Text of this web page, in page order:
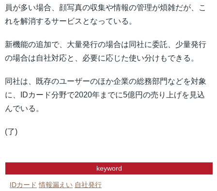
員が多い場合、顔写真の収集や情報の管理が煩雑だが、こ
れを解消するサービスとなっている。
新機能の追加で、大量発行の場合は同社に委託、少量発行
の場合は自社対応と、必要に応じた使い分けもできる。
同社は、既存のユーザーのほか企業の総務部門などを対象
に、IDカード分野で2020年までに5億円の売り上げを見込
んでいる。
(了)
keyword
IDカード 情報漏えい 自社発行